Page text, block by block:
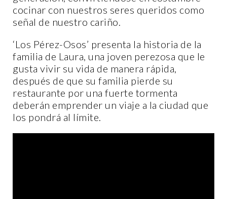
cocinar con nuestros seres queridos como
señal de nuestro cariño.
‘Los Pérez-Osos’ presenta la historia de la
familia de Laura, una joven perezosa que le
gusta vivir su vida de manera rápida,
después de que su familia pierde su
restaurante por una fuerte tormenta
deberán emprender un viaje a la ciudad que
los pondrá al límite.